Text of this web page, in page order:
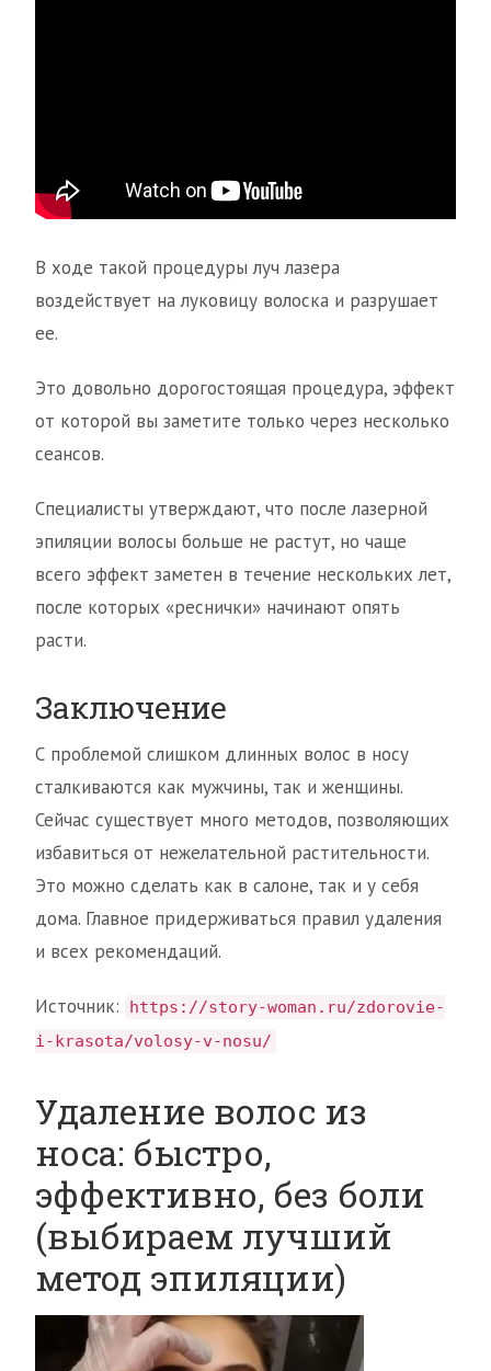
В ходе такой процедуры луч лазера
воздействует на луковицу волоска и разрушает
ее.
Это довольно дорогостоящая процедура, эффект
от которой вы заметите только через несколько
сеансов.
Специалисты утверждают, что после лазерной
эпиляции волосы больше не растут, но чаще
всего эффект заметен в течение нескольких лет,
после которых «реснички» начинают опять
расти.
Заключение
С проблемой слишком длинных волос в носу
сталкиваются как мужчины, так и женщины.
Сейчас существует много методов, позволяющих
избавиться от нежелательной растительности.
Это можно сделать как в салоне, так и у себя
дома. Главное придерживаться правил удаления
и всех рекомендаций.
Источник:
https://story-woman.ru/zdorovie-
i-krasota/volosy-v-nosu/
Удаление волос из
носа: быстро,
эффективно, без боли
(выбираем лучший
метод эпиляции)